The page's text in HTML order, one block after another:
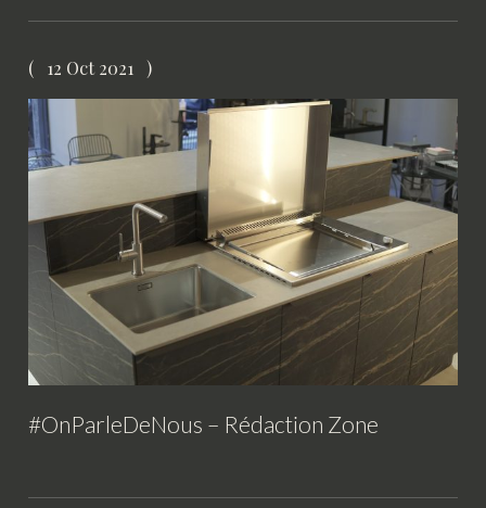
12 Oct 2021
#OnParleDeNous – Rédaction Zone